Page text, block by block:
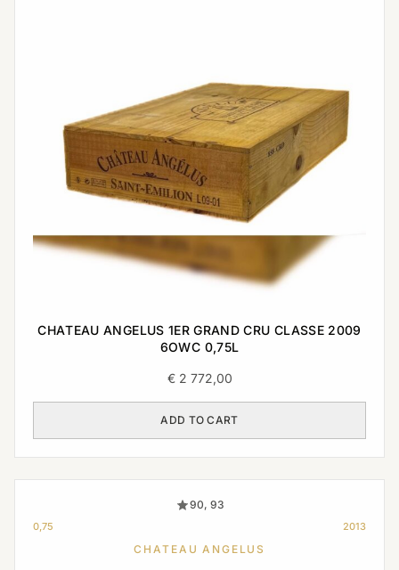
CHATEAU ANGELUS 1ER GRAND CRU CLASSE 2009
6OWC 0,75L
€2 772,00
ADD TO CART
90, 93
0,75 2013
CHATEAU ANGELUS